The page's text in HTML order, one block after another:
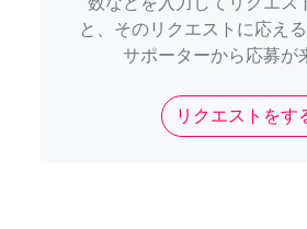
と、そのリクエストに応え
サポーターから応募が
リクエストをす